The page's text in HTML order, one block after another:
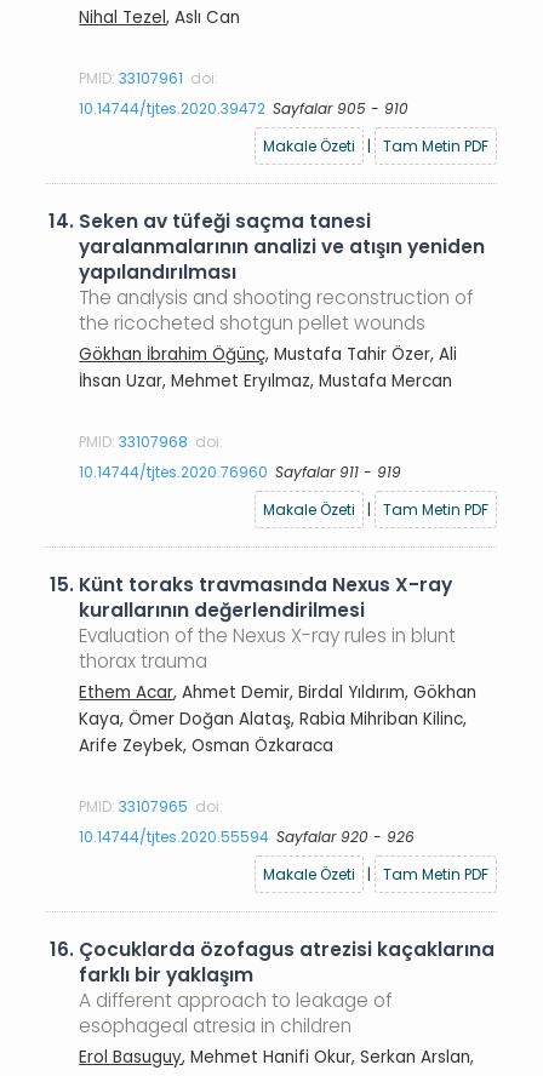
Nihal Tezel, Aslı Can
PMID:33107961 doi:
10.14744/tjtes.2020.39472 Sayfalar 905 - 910
Makale Özeti
| Tam Metin PDF
14. Seken av tüfeği saçma tanesi
yaralanmalarının analizi ve atışın yeniden
yapılandırılması
The analysis and shooting reconstruction of
the ricocheted shotgun pellet wounds
Gökhan İbrahim Öğünç, Mustafa Tahir Özer, Ali
İhsan Uzar, Mehmet Eryılmaz, Mustafa Mercan
PMID:33107968 doi:
10.14744/tjtes.2020.76960 Sayfalar 911 - 919
Makale Özeti
| Tam Metin PDF
15. Künt toraks travmasında Nexus X-ray
kurallarının değerlendirilmesi
Evaluation of the Nexus X-ray rules in blunt
thorax trauma
Ethem Acar, Ahmet Demir, Birdal Yıldırım, Gökhan
Kaya, Ömer Doğan Alataş, Rabia Mihriban Kilinc,
Arife Zeybek, Osman Özkaraca
PMID:33107965 doi:
10.14744/tjtes.2020.55594 Sayfalar 920 - 926
Makale Özeti
| Tam Metin PDF
16. Çocuklarda özofagus atrezisi kaçaklarına
farklı bir yaklaşım
A different approach to leakage of
esophageal atresia in children
Erol Basuguy, Mehmet Hanifi Okur, Serkan Arslan,